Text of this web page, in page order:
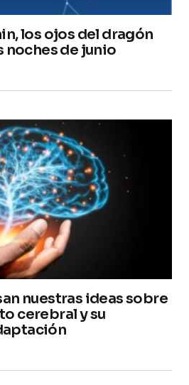
los ojos del dragón
noches de junio
nuestras ideas sobre
cerebral y su